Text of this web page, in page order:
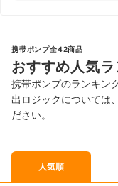
携帯ポンプ全42商品
おすすめ人気
携帯ポンプのランキン
出ロジックについては、
ださい。
人気順